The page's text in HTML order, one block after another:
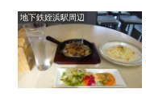
地下鉄姪浜駅周辺